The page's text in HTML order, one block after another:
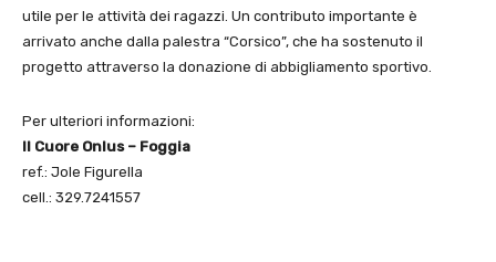
utile per le attività dei ragazzi. Un contributo importante è
arrivato anche dalla palestra “Corsico”, che ha sostenuto il
progetto attraverso la donazione di abbigliamento sportivo.
Per ulteriori informazioni:
Il Cuore Onlus – Foggia
ref.: Jole Figurella
cell.: 329.7241557